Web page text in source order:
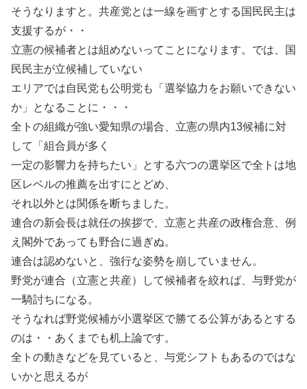
そうなりますと。共産党とは一線を画すとする国民民主は
支援するが・・
立憲の候補者とは組めないってことになります。では、国
民民主が立候補していない
エリアでは自民党も公明党も「選挙協力をお願いできない
か」となることに・・・
全トの組織が強い愛知県の場合、立憲の県内13候補に対
して「組合員が多く
一定の影響力を持ちたい」とする六つの選挙区で全トは地
区レベルの推薦を出すにとどめ、
それ以外とは関係を断ちました。
連合の新会長は就任の挨拶で、立憲と共産の政権合意、例
え閣外であっても野合に過ぎぬ。
連合は認めないと、強行な姿勢を崩していません。
野党が連合（立憲と共産）して候補者を絞れば、与野党が
一騎討ちになる。
そうなれば野党候補が小選挙区で勝てる公算があるとする
のは・・あくまでも机上論です。
全トの動きなどを見ていると、与党シフトもあるのではな
いかと思えるが